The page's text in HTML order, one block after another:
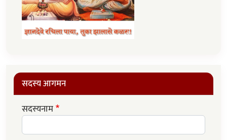
सदस्य आगमन
सदस्यनाम